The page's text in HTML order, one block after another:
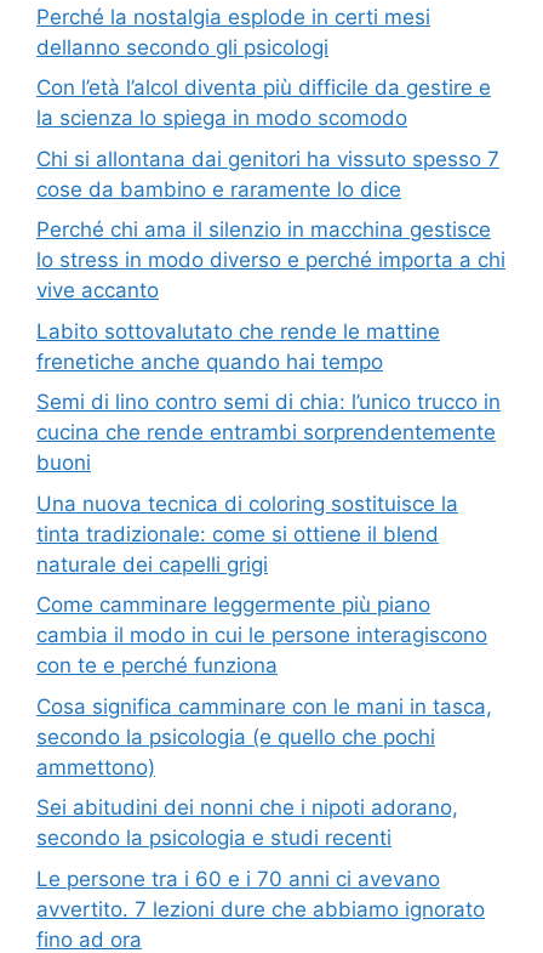
Perché la nostalgia esplode in certi mesi
dellanno secondo gli psicologi
Con l’età l’alcol diventa più difficile da gestire e
la scienza lo spiega in modo scomodo
Chi si allontana dai genitori ha vissuto spesso 7
cose da bambino e raramente lo dice
Perché chi ama il silenzio in macchina gestisce
lo stress in modo diverso e perché importa a chi
vive accanto
Labito sottovalutato che rende le mattine
frenetiche anche quando hai tempo
Semi di lino contro semi di chia: l’unico trucco in
cucina che rende entrambi sorprendentemente
buoni
Una nuova tecnica di coloring sostituisce la
tinta tradizionale: come si ottiene il blend
naturale dei capelli grigi
Come camminare leggermente più piano
cambia il modo in cui le persone interagiscono
con te e perché funziona
Cosa significa camminare con le mani in tasca,
secondo la psicologia (e quello che pochi
ammettono)
Sei abitudini dei nonni che i nipoti adorano,
secondo la psicologia e studi recenti
Le persone tra i 60 e i 70 anni ci avevano
avvertito. 7 lezioni dure che abbiamo ignorato
fino ad ora